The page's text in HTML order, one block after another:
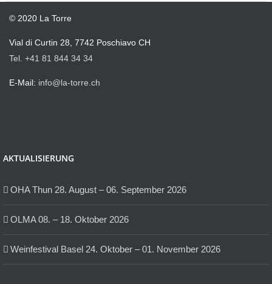
© 2020 La Torre
Vial di Curtin 28, 7742 Poschiavo CH
Tel. +41 81 844 34 34
E-Mail: info@la-torre.ch
AKTUALISIERUNG
OHA Thun 28. August – 06. September 2026
OLMA 08. – 18. Oktober 2026
Weinfestival Basel 24. Oktober – 01. November 2026